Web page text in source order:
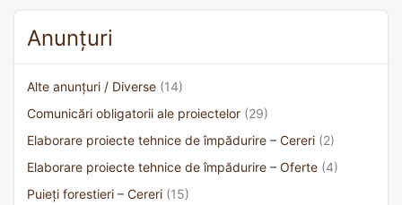
Anunțuri
Alte anunțuri / Diverse (14)
Comunicări obligatorii ale proiectelor (29)
Elaborare proiecte tehnice de împădurire – Cereri (2)
Elaborare proiecte tehnice de împădurire – Oferte (4)
Puieți forestieri – Cereri (15)